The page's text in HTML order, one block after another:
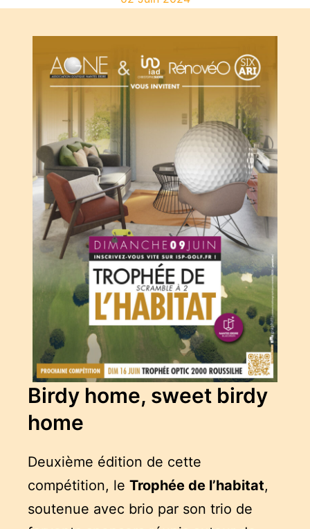
Birdy home, sweet birdy
home
Deuxième édition de cette
compétition, le Trophée de l’habitat,
soutenue avec brio par son trio de